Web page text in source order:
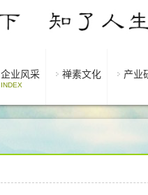
企业风采
INDEX
禅素文化 产业